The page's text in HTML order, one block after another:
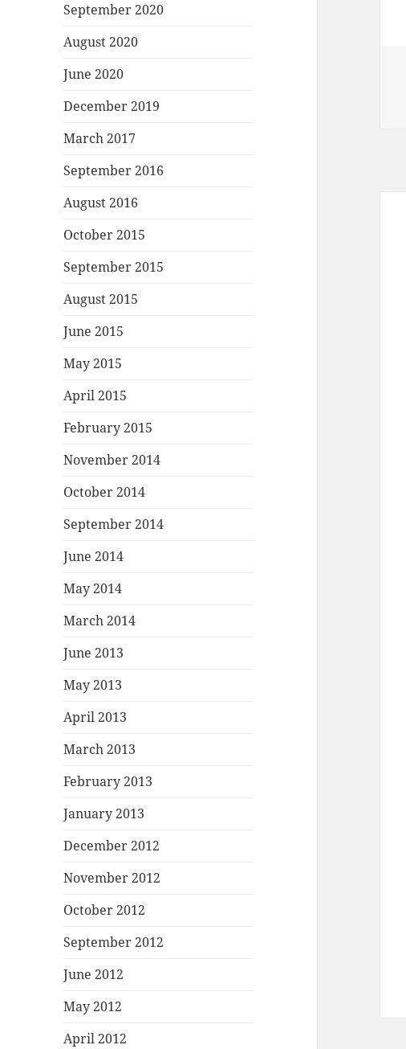
September 2020
August 2020
June 2020
December 2019
March 2017
September 2016
August 2016
October 2015
September 2015
August 2015
June 2015
May 2015
April 2015
February 2015
November 2014
October 2014
September 2014
June 2014
May 2014
March 2014
June 2013
May 2013
April 2013
March 2013
February 2013
January 2013
December 2012
November 2012
October 2012
September 2012
June 2012
May 2012
April 2012